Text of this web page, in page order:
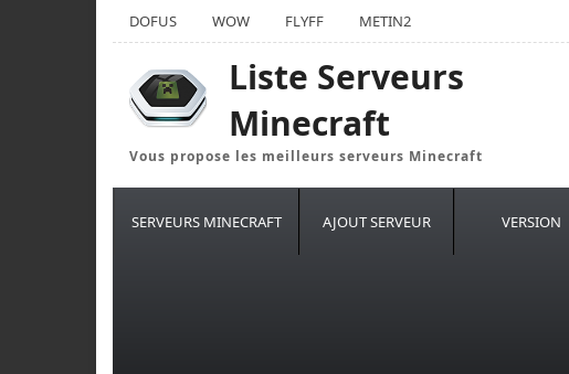
DOFUS WOW FLYFF METIN2
Liste Serveurs
Minecraft
Vous propose les meilleurs serveurs Minecraft
SERVEURS MINECRAFT AJOUT SERVEUR VERSION